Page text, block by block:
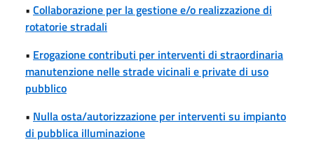
• Collaborazione per la gestione e/o realizzazione di
rotatorie stradali
• Erogazione contributi per interventi di straordinaria
manutenzione nelle strade vicinali e private di uso
pubblico
• Nulla osta/autorizzazione per interventi su impianto
di pubblica illuminazione